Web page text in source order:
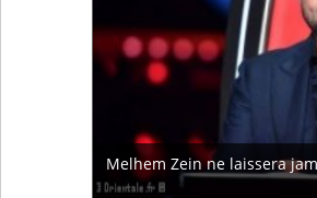
Melhem Zein ne laissera